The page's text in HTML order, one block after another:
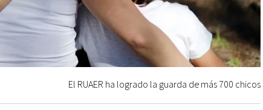
El RUAER ha logrado la guarda de más 700 chicos